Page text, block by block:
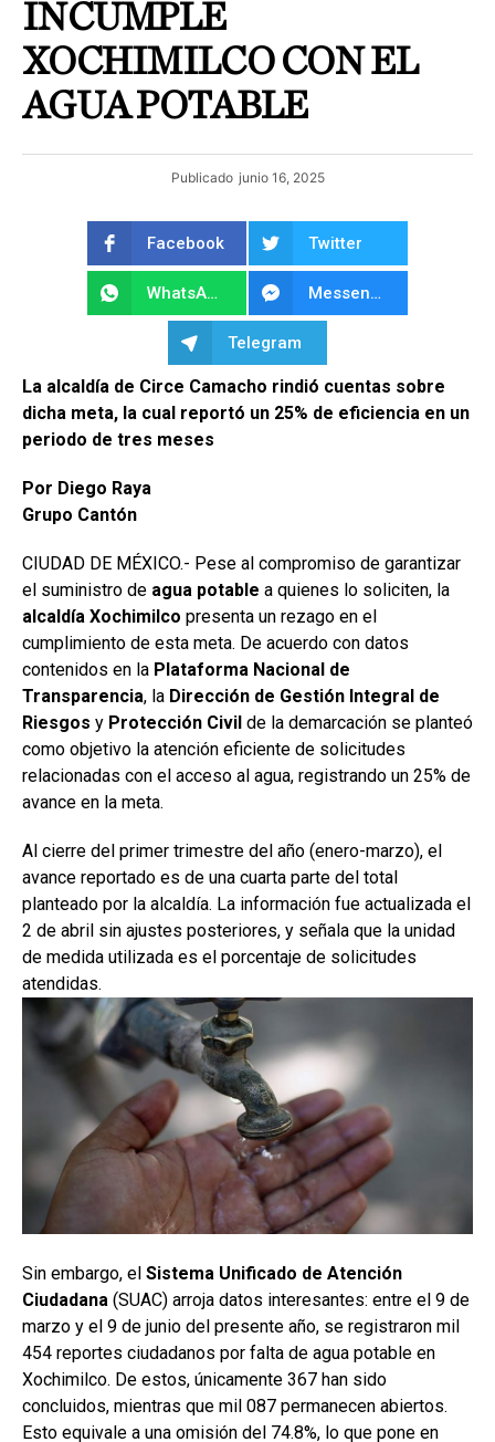
INCUMPLE
XOCHIMILCO CON EL
AGUA POTABLE
Publicado junio 16, 2025
Facebook Twitter
WhatsApp Messenger
Telegram
La alcaldía de Circe Camacho rindió cuentas sobre
dicha meta, la cual reportó un 25% de eficiencia en un
periodo de tres meses
Por Diego Raya
Grupo Cantón
CIUDAD DE MÉXICO.- Pese al compromiso de garantizar
el suministro de agua potable a quienes lo soliciten, la
alcaldía Xochimilco presenta un rezago en el
cumplimiento de esta meta. De acuerdo con datos
contenidos en la Plataforma Nacional de
Transparencia, la Dirección de Gestión Integral de
Riesgos y Protección Civil de la demarcación se planteó
como objetivo la atención eficiente de solicitudes
relacionadas con el acceso al agua, registrando un 25% de
avance en la meta.
Al cierre del primer trimestre del año (enero-marzo), el
avance reportado es de una cuarta parte del total
planteado por la alcaldía. La información fue actualizada el
2 de abril sin ajustes posteriores, y señala que la unidad
de medida utilizada es el porcentaje de solicitudes
atendidas.
Sin embargo, el Sistema Unificado de Atención
Ciudadana (SUAC) arroja datos interesantes: entre el 9 de
marzo y el 9 de junio del presente año, se registraron mil
454 reportes ciudadanos por falta de agua potable en
Xochimilco. De estos, únicamente 367 han sido
concluidos, mientras que mil 087 permanecen abiertos.
Esto equivale a una omisión del 74.8%, lo que pone en